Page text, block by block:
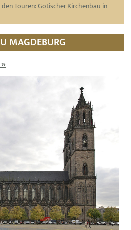
Touren:Gotischer Kirchenbau in
MAGDEBURG